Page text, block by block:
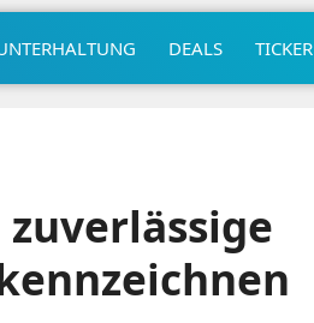
DEALS TICKER